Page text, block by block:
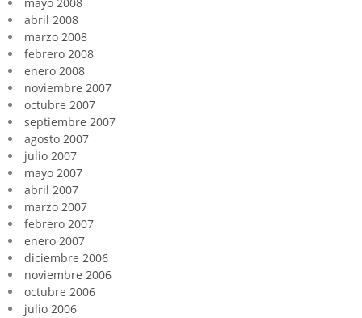
abril 2008
marzo 2008
febrero 2008
enero 2008
noviembre 2007
octubre 2007
septiembre 2007
agosto 2007
julio 2007
mayo 2007
abril 2007
marzo 2007
febrero 2007
enero 2007
diciembre 2006
noviembre 2006
octubre 2006
julio 2006